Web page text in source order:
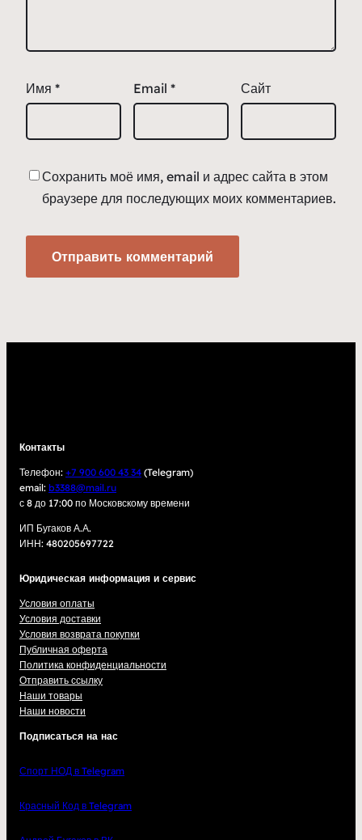
Имя * Email * Сайт
Сохранить моё имя, email и адрес сайта в этом
браузере для последующих моих комментариев.
Контакты
Телефон: +7 900 600 43 34 (Telegram)
email: b3388@mail.ru
с 8 до 17:00 по Московскому времени
ИП Бугаков А.А.
ИНН: 480205697722
Юридическая информация и сервис
Условия оплаты
Условия доставки
Условия возврата покупки
Публичная оферта
Политика конфиденциальности
Отправить ссылку
Наши товары
Наши новости
Подписаться на нас
Спорт НОД в Telegram
Красный Код в Telegram